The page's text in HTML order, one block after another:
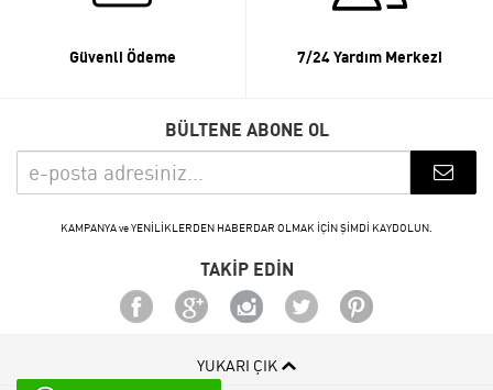
Güvenli Ödeme 7/24 Yardım Merkezi
BÜLTENE ABONE OL
KAMPANYA ve YENİLİKLERDEN HABERDAR OLMAK İÇİN ŞİMDİ KAYDOLUN.
TAKİP EDİN
YUKARI ÇIK